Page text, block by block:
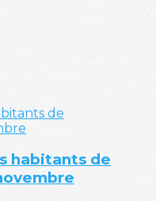
habitants de